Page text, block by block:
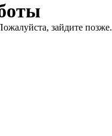
зайдите позже.